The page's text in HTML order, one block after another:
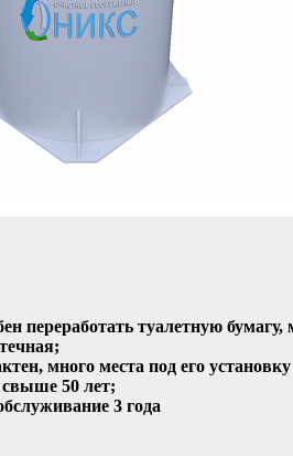
переработать туалетную
много места под его установку
50 лет;
3 года